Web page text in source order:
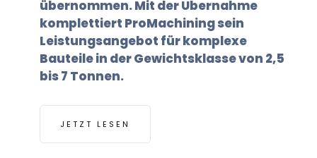
übernommen. Mit der Übernahme
komplettiert ProMachining sein
Leistungsangebot für komplexe
Bauteile in der Gewichtsklasse von 2,5
bis 7 Tonnen.
JETZT LESEN